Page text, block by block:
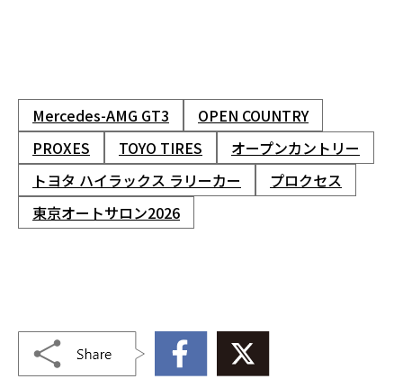
Mercedes-AMG GT3
OPEN COUNTRY
PROXES
TOYO TIRES
オープンカントリー
トヨタ ハイラックス ラリーカー
プロクセス
東京オートサロン2026